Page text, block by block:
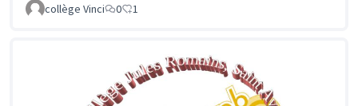
collège Vinci
0 1